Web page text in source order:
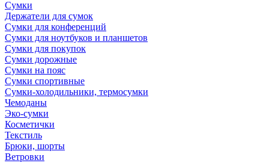
Сумки
Держатели для сумок
Сумки для конференций
Сумки для ноутбуков и планшетов
Сумки для покупок
Сумки дорожные
Сумки на пояс
Сумки спортивные
Сумки-холодильники, термосумки
Чемоданы
Эко-сумки
Косметички
Текстиль
Брюки, шорты
Ветровки